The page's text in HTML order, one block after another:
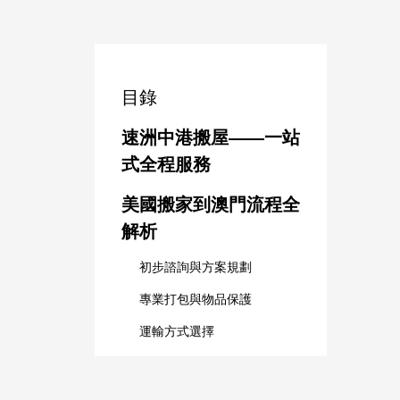
目錄
速洲中港搬屋——一站
式全程服務
美國搬家到澳門流程全
解析
初步諮詢與方案規劃
專業打包與物品保護
運輸方式選擇